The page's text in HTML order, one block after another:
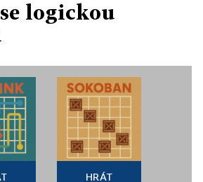
logickou
HRÁT